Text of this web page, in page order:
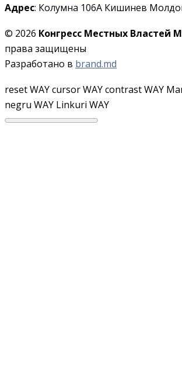
Адрес: Колумна 106A Кишинев
© 2026 Конгресс Местных Властей
права защищены
Разработано в brand.md
reset WAYcursor WAYcontrast WAY
negru WAY Linkuri WAY